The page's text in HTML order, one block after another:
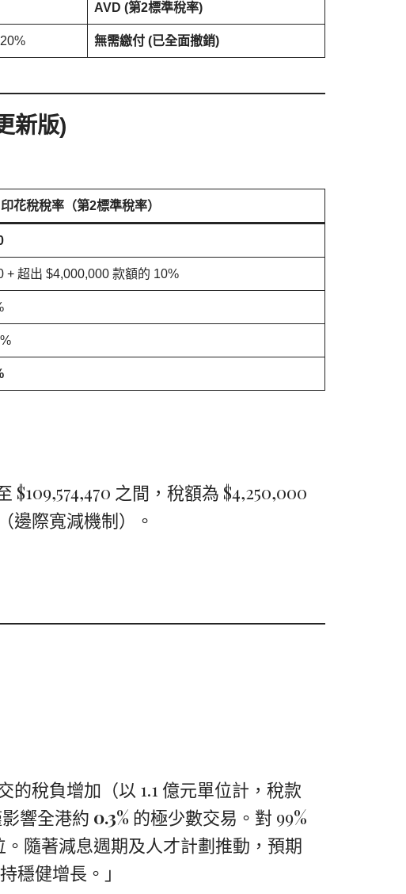
AVD (第2標準稅率)
無需繳付 (已全面撤銷)
新版)
花稅稅率（第2標準稅率）
+ 超出 $4,000,000 款額的 10%
$109,574,470 之間，稅額為 $4,250,000
邊際寬減機制）。
的稅負增加（以 1.1 億元單位計，稅款
影響全港約 0.3% 的極少數交易。對 99%
隨著減息週期及人才計劃推動，預期
穩健增長。」